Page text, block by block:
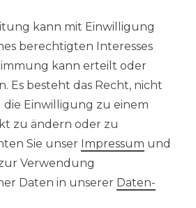
Daten­schutz­erklärung
kann mit Einwilligung
berechtigten Interesses
kann erteilt oder
Es besteht das Recht, nicht
Einwilligung zu einem
zu ändern oder zu
Sie unser Impressum und
Verwendung
Daten in unserer Daten­